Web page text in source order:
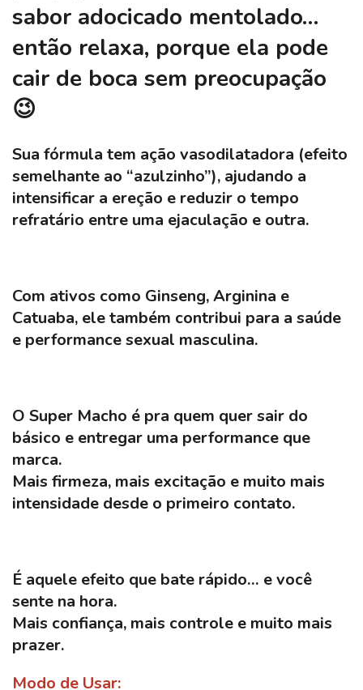
sabor adocicado mentolado…
então relaxa, porque ela pode
cair de boca sem preocupação
😉
Sua fórmula tem ação vasodilatadora (efeito
semelhante ao “azulzinho”), ajudando a
intensificar a ereção e reduzir o tempo
refratário entre uma ejaculação e outra.
Com ativos como Ginseng, Arginina e
Catuaba, ele também contribui para a saúde
e performance sexual masculina.
O Super Macho é pra quem quer sair do
básico e entregar uma performance que
marca.
Mais firmeza, mais excitação e muito mais
intensidade desde o primeiro contato.
É aquele efeito que bate rápido… e você
sente na hora.
Mais confiança, mais controle e muito mais
prazer.
Modo de Usar: